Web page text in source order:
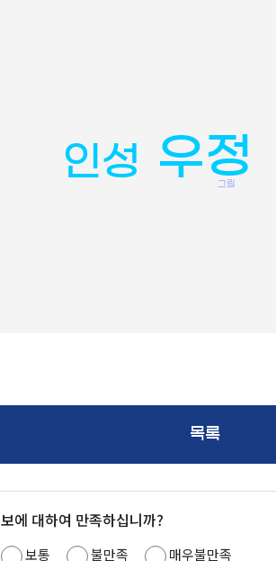
우정
인성
그림
목록
에 대하여 만족하십니까?
보통 불만족 매우불만족